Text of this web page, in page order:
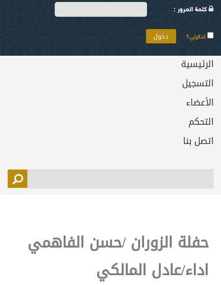
كلمة المرور :
تذكرني؟
الرئيسية
التسجيل
الأعضاء
التحكم
اتصل بنا
حفلة الزوران /حسن الفاهمي
اداء/عادل المالكي